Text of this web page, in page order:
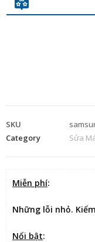
SKU
Category
Sửa
Miễn phí:
Những lỗi nhỏ.
Nổi bật: